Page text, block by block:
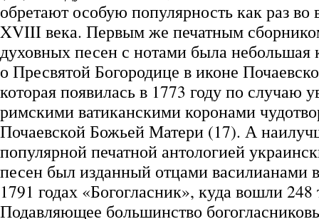
обретают особую популярность как раз во
XVIII века. Первым же печатным
духовных песен с нотами была
о Пресвятой Богородице в иконе
которая появилась в 1773 году по случаю
римскими ватиканскими коронами
Почаевской Божьей Матери (17). А
популярной печатной антологией
песен был изданный отцами василианами
1791 годах «Богогласник», куда вошли 248
Подавляющее большинство